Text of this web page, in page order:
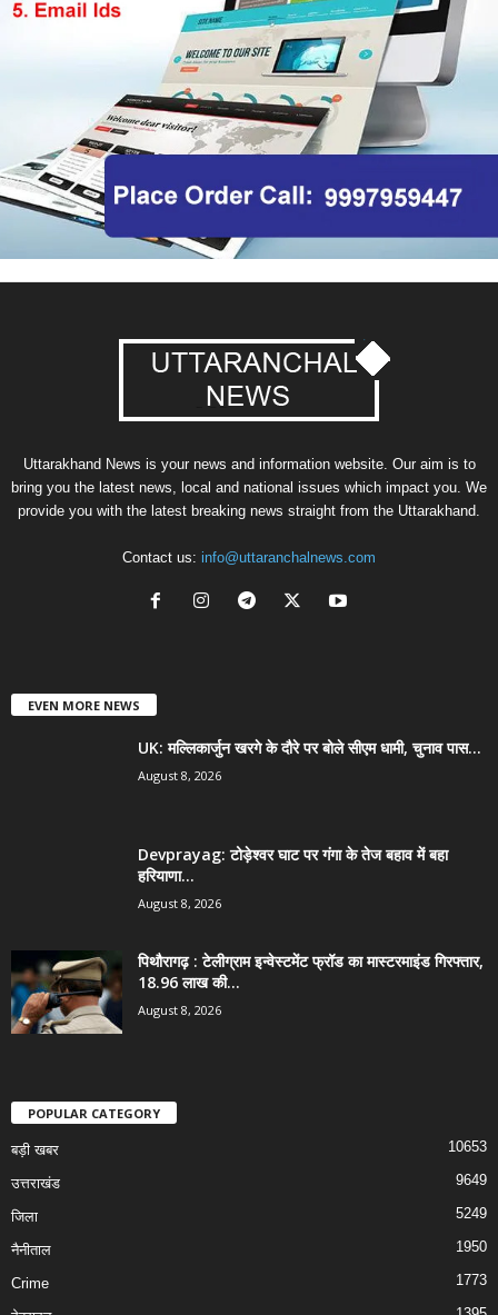
Uttarakhand News is your news and information website. Our aim is to
bring you the latest news, local and national issues which impact you. We
provide you with the latest breaking news straight from the Uttarakhand.
Contact us: info@uttaranchalnews.com
EVEN MORE NEWS
UK: मल्लिकार्जुन खरगे के दौरे पर बोले सीएम धामी, चुनाव पास...
August 8, 2026
Devprayag: टोड़ेश्वर घाट पर गंगा के तेज बहाव में बहा
हरियाणा...
August 8, 2026
पिथौरागढ़ : टेलीग्राम इन्वेस्टमेंट फ्रॉड का मास्टरमाइंड गिरफ्तार,
18.96 लाख की...
August 8, 2026
POPULAR CATEGORY
बड़ी खबर 10653
उत्तराखंड 9649
जिला 5249
नैनीताल 1950
Crime 1773